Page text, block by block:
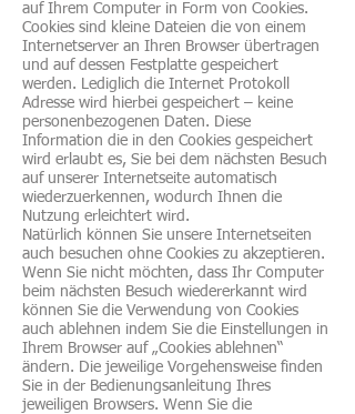
auf Ihrem Computer in Form von Cookies.
Cookies sind kleine Dateien die von einem
Internetserver an Ihren Browser übertragen
und auf dessen Festplatte gespeichert
werden. Lediglich die Internet Protokoll
Adresse wird hierbei gespeichert – keine
personenbezogenen Daten. Diese
Information die in den Cookies gespeichert
wird erlaubt es, Sie bei dem nächsten Besuch
auf unserer Internetseite automatisch
wiederzuerkennen, wodurch Ihnen die
Nutzung erleichtert wird.
Natürlich können Sie unsere Internetseiten
auch besuchen ohne Cookies zu akzeptieren.
Wenn Sie nicht möchten, dass Ihr Computer
beim nächsten Besuch wiedererkannt wird
können Sie die Verwendung von Cookies
auch ablehnen indem Sie die Einstellungen in
Ihrem Browser auf „Cookies ablehnen“
ändern. Die jeweilige Vorgehensweise finden
Sie in der Bedienungsanleitung Ihres
jeweiligen Browsers. Wenn Sie die